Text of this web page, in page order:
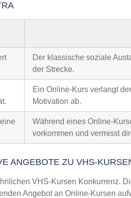
Der klassische soziale
der Strecke.
Ein Online-Kurs verlangt
Motivation ab.
Während eines Online-
vorkommen und vermisst
ANGEBOTE ZU VHS-
VHS-Kursen Konkurrenz.
Angebot an Online-Kursen